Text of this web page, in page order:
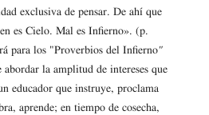
exclusiva de pensar. De ahí que
es Cielo. Mal es Infierno». (p.
para los "Proverbios del Infierno"
abordar la amplitud de intereses que
educador que instruye, proclama
aprende; en tiempo de cosecha,